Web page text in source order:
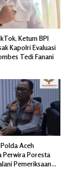
Ketum BPI
Kapolri Evaluasi
Tedi Fanani
Aceh
Perwira Poresta
Pemeriksaan